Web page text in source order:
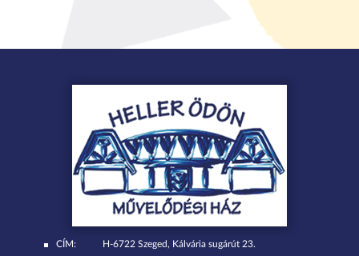
CÍM:
H-6722 Szeged, Kálvária sugárút 23.